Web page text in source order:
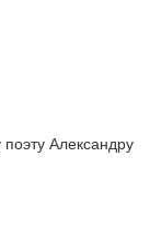
Александру